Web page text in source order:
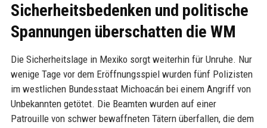
Sicherheitsbedenken und politische
Spannungen überschatten die WM
Die Sicherheitslage in Mexiko sorgt weiterhin für Unruhe. Nur
wenige Tage vor dem Eröffnungsspiel wurden fünf Polizisten
im westlichen Bundesstaat Michoacán bei einem Angriff von
Unbekannten getötet. Die Beamten wurden auf einer
Patrouille von schwer bewaffneten Tätern überfallen, die dem